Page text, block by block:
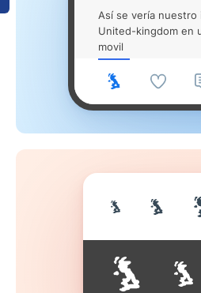
Así se vería nuestro
United-kingdom en
movil